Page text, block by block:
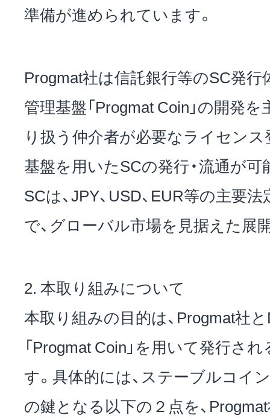
準備が進められています。
Progmat社は信託銀行等のSC発行
管理基盤「Progmat Coin」の開発
り扱う仲介者が必要なライセンス
基盤を用いたSCの発行・流通が
SCは、JPY、USD、EUR等の主要
で、グローバル市場を見据えた展
2. 本取り組みについて
本取り組みの目的は、Progmat社
「Progmat Coin」を用いて発行さ
す。具体的には、ステーブルコイ
の鍵となる以下の２点を、